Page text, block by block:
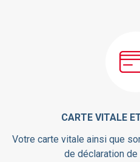
CARTE VITALE
Votre carte vitale ainsi que
de déclaration